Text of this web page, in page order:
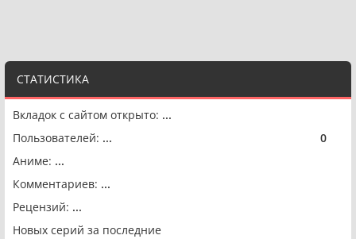
СТАТИСТИКА
Вкладок с сайтом открыто: ...
Пользователей: ... 0
Аниме: ...
Комментариев: ...
Рецензий: ...
Новых серий за последние